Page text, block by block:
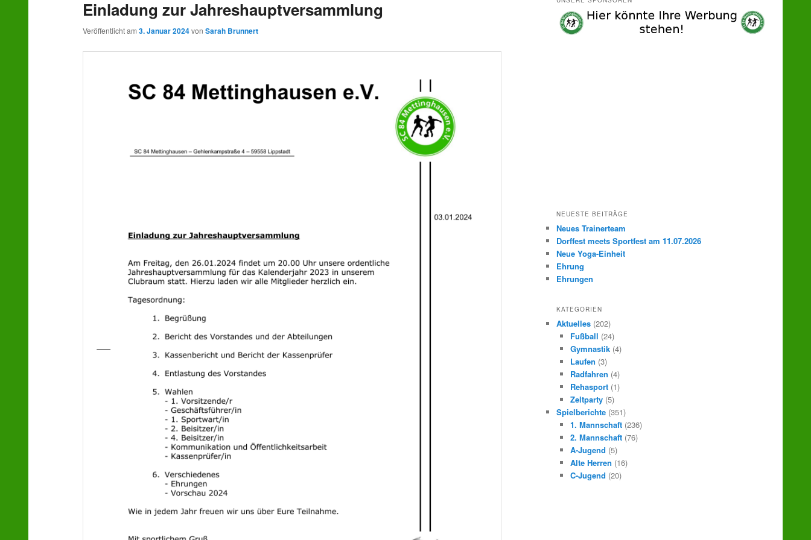
wechseln
Einladung zur Jahreshauptversammlung
Veröffentlicht am3. Januar 2024vonSarah Brunnert
n
NEUESTE BEITRÄGE
Neues Trainerteam
Dorffest meets Sportfest am 11.07.2026
Neue Yoga-Einheit
Ehrung
Ehrungen
KATEGORIEN
Aktuelles (202)
Fußball (24)
Gymnastik(4)
Laufen (3)
Radfahren (4)
Rehasport(1)
Zeltparty(5)
Spielberichte (351)
1. Mannschaft(236)
2. Mannschaft(76)
A-Jugend (5)
Alte Herren (16)
C-Jugend (20)